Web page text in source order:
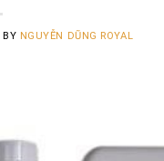
BY NGUYỄN DŨNG ROYAL